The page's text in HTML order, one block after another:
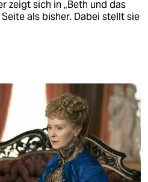
zeigt sich in „Beth und das
als bisher. Dabei stellt sie